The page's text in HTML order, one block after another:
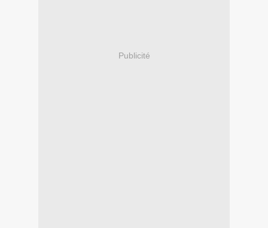
Publicité